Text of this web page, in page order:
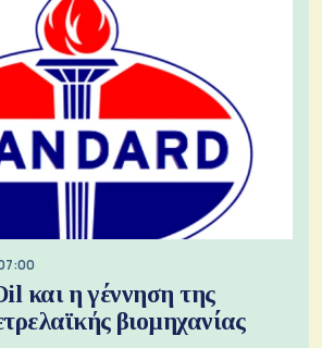
και η γέννηση της
βιομηχανίας